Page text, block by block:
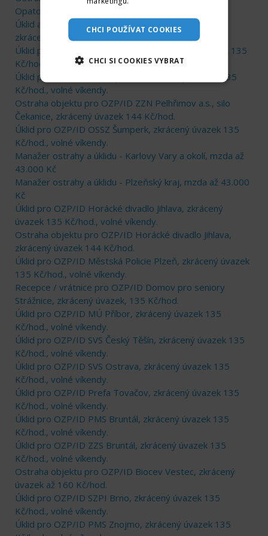
Opatovice, zkrácený úvazek 144 Kč/hod.
Úklid a výdej obědů pro OZP/ID Conteg Pelhřimov,
zkrácený úvazek 135 Kč/hod., volné víkendy.
Úklid pro OZP/ID PMS Kutná Hora, zkrácený úvazek 135
Kč/hod., volné víkendy.
Úklid pro OZP/ID PMS Nymburk, zkrácený úvazek 135
Kč/hod., volné víkendy.
Ostraha objektu pro OZP/ID ZZN Pelhřimov a.s., silo
Čekanice, zkrácený úvazek 144 Kč/hod.
Úklid pro OZP/ID OSSZ Šumperk, zkrácený úvazek 135
Kč/hod., volné víkendy.
Manažer ostrahy a úklidu - Karlovy Vary a okolí, mzda až
43.000 Kč
Manažer ostrahy a úklidu - Plzeňský kraj, mzda až 43.000
Kč
Úklid pro OZP/ID Horácké divadlo Jihlava, zkrácený
úvazek 135 Kč/hod., volné víkendy.
Ostraha objektu pro OZP/ID Horácké divadlo Jihlava,
zkrácený úvazek 144 Kč/hod.
Úklid pro OZP/ID Městská Policie Plzeň, zkrácený úvazek
135 Kč/hod., volné víkendy.
Recepce / vrátnice pro OZP/ID Domov pro seniory
Strážnice, zkrácený úvazek, 135 Kč/hod.
Úklid pro OZP/ID MÚ Příbor, zkrácený úvazek 135
Kč/hod., volné víkendy.
Úklid pro OZP/ID SVS Český Těšín, zkrácený úvazek 135
Kč/hod., volné víkendy.
Úklid pro OZP/ID SVS Ostrava, zkrácený úvazek 135
Kč/hod., volné víkendy.
Úklid pro OZP/ID Prefa Tovačov, zkrácený úvazek 135
Kč/hod., volné víkendy.
Úklid pro OZP/ID PMS Bruntál, zkrácený úvazek 135
Kč/hod., volné víkendy.
Úklid pro OZP/ID ZZS Bruntál, zkrácený úvazek 135
Kč/hod., volné víkendy.
Ostraha objektu pro OZP/ID Biocev Vestec, zkrácený
úvazek až 160 Kč/hod.
Úklid pro OZP/ID SZPI Brno, zkrácený úvazek 135
Kč/hod., volné víkendy.
Úklid pro OZP/ID PMS Znojmo, zkrácený úvazek 135
CHCI POUŽÍVAT COOKIES
CHCI SI COOKIES VYBRAT